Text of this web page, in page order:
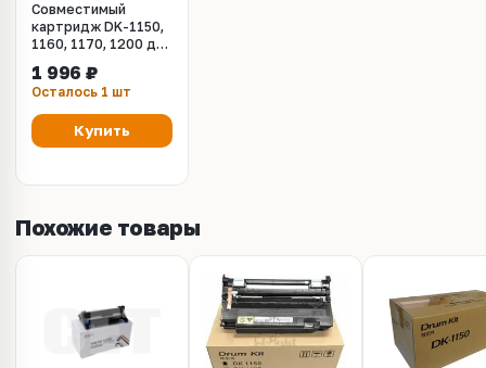
Совместимый
картридж DK-1150,
1160, 1170, 1200 для
P2235/2040 (OPC
ALP) DRUM, White
Box
1 996 ₽
Осталось 1 шт
Купить
Похожие товары